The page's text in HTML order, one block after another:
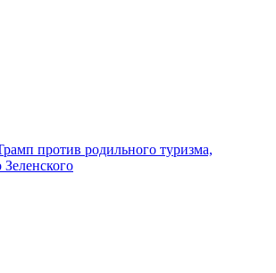
против родильного туризма,